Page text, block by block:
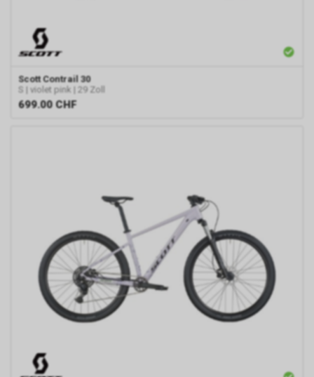
Scott Contrail 30
S | violet pink | 29 Zoll
699.00 CHF